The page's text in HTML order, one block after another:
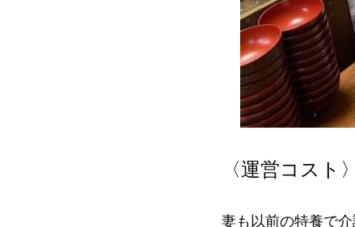
〈運営コスト〉
妻も以前の特養で